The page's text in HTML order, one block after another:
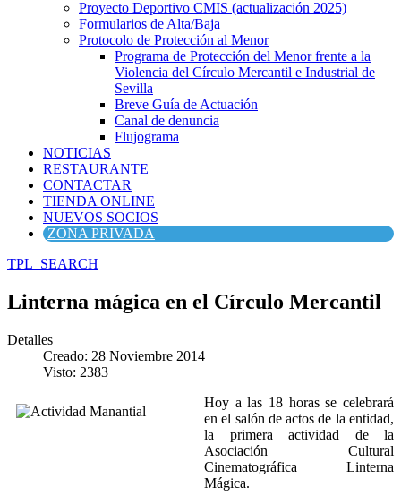
Proyecto Deportivo CMIS (actualización 2025)
Formularios de Alta/Baja
Protocolo de Protección al Menor
Programa de Protección del Menor frente a la
Violencia del Círculo Mercantil e Industrial de
Sevilla
Breve Guía de Actuación
Canal de denuncia
Flujograma
NOTICIAS
RESTAURANTE
CONTACTAR
TIENDA ONLINE
NUEVOS SOCIOS
ZONA PRIVADA
TPL_SEARCH
Linterna mágica en el Círculo Mercantil
Detalles
Creado: 28 Noviembre 2014
Visto: 2383
Hoy a las 18 horas se celebrará
en el salón de actos de la entidad,
la primera actividad de la
Asociación Cultural
Cinematográfica Linterna
Mágica.